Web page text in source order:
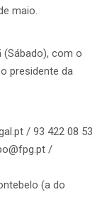
maio.
(Sábado), com o
presidente da
/ 93 422 08 53
/
(a do